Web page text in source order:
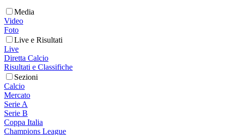
Media
Video
Foto
Live e Risultati
Live
Diretta Calcio
Risultati e Classifiche
Sezioni
Calcio
Mercato
Serie A
Serie B
Coppa Italia
Champions League